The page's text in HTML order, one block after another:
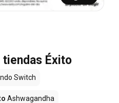
Éxito
Switch
Ashwagandha